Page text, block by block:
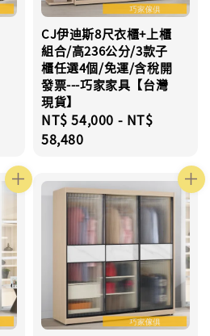
CJ伊迪斯8尺衣櫃+上櫃
組合/高236公分/3款子
櫃任選4個/免運/含稅開
發票---巧家家具【台灣
現貨】
Regular
price
NT$ 54,000 - NT$
58,480